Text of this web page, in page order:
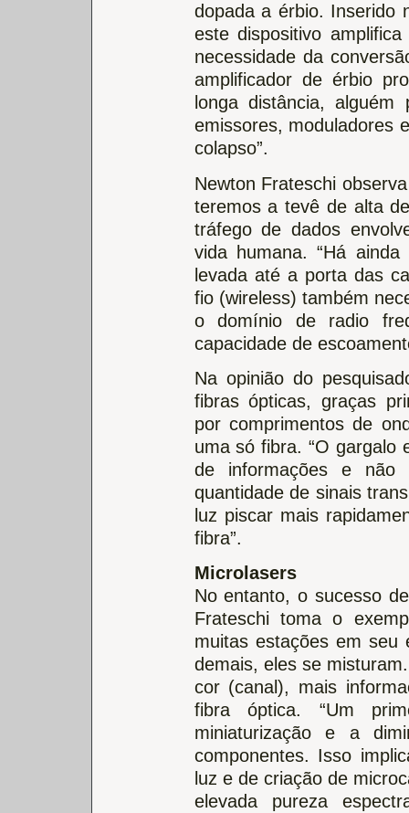
dopada a érbio. Inserido
este dispositivo
necessidade da
amplificador de érbio
longa distância,
emissores, moduladores
colapso”.
Newton Frateschi
teremos a tevê de alta
tráfego de dados
vida humana. “Há
levada até a porta das
fio (wireless) também
o domínio de radio
capacidade de
Na opinião do
fibras ópticas, graças
por comprimentos de
uma só fibra. “O gargalo
de informações e não
quantidade de sinais
luz piscar mais
fibra”.
Microlasers
No entanto, o sucesso
Frateschi toma o
muitas estações em seu
demais, eles se
cor (canal), mais
fibra óptica. “Um
miniaturização e a
componentes. Isso
luz e de criação de
elevada pureza